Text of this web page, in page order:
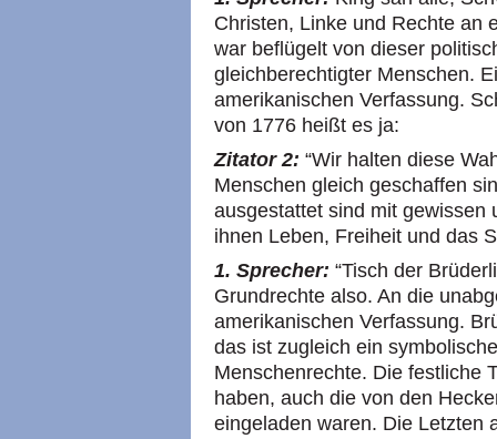
Christen, Linke und Rechte an
war beflügelt von dieser
gleichberechtigter Menschen.
amerikanischen Verfassung.
von 1776 heißt es ja:
Zitator 2: “Wir halten diese
Menschen gleich geschaffen
ausgestattet sind mit gewissen
ihnen Leben, Freiheit und das
1. Sprecher: “Tisch der
Grundrechte also. An die
amerikanischen Verfassung.
das ist zugleich ein
Menschenrechte. Die festliche
haben, auch die von den
eingeladen waren. Die Letzten